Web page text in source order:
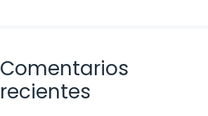
Comentarios
recientes